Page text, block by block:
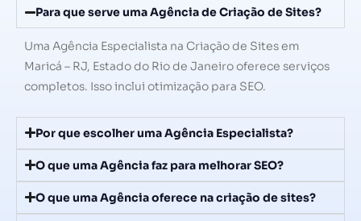
Para que serve uma Agência de Criação de Sites?
Uma Agência Especialista na Criação de Sites em
Maricá – RJ, Estado do Rio de Janeiro oferece serviços
completos. Isso inclui otimização para SEO.
Por que escolher uma Agência Especialista?
O que uma Agência faz para melhorar SEO?
O que uma Agência oferece na criação de sites?